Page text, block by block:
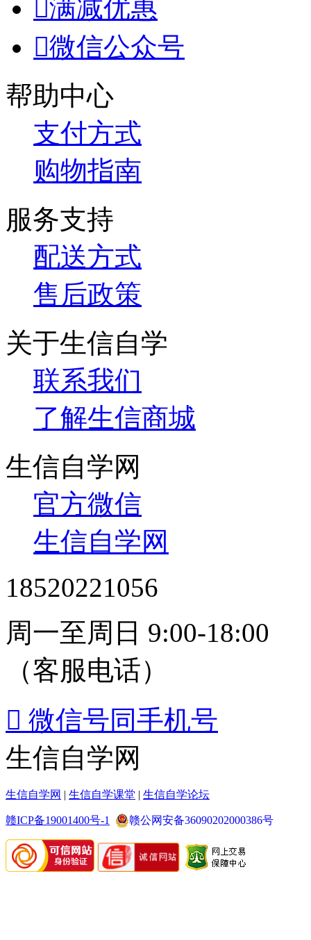
满减优惠
微信公众号
帮助中心
支付方式
购物指南
服务支持
配送方式
售后政策
关于生信自学
联系我们
了解生信商城
生信自学网
官方微信
生信自学网
18520221056
周一至周日 9:00-18:00
（客服电话）
 微信号同手机号
生信自学网
生信自学网 | 生信自学课堂 | 生信自学论坛
赣ICP备19001400号-1 赣公网安备36090202000386号